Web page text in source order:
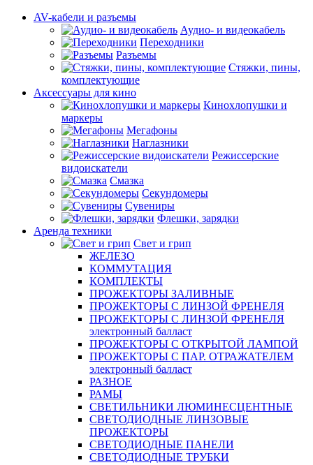
AV-кабели и разъемы
Аудио- и видеокабель
Переходники
Разъемы
Стяжки, пины,
комплектующие
Аксессуары для кино
Кинохлопушки и
маркеры
Мегафоны
Наглазники
Режиссерские
видоискатели
Смазка
Секундомеры
Сувениры
Флешки, зарядки
Аренда техники
Свет и грип
ЖЕЛЕЗО
КОММУТАЦИЯ
КОМПЛЕКТЫ
ПРОЖЕКТОРЫ ЗАЛИВНЫЕ
ПРОЖЕКТОРЫ С ЛИНЗОЙ ФРЕНЕЛЯ
ПРОЖЕКТОРЫ С ЛИНЗОЙ ФРЕНЕЛЯ
электронный балласт
ПРОЖЕКТОРЫ С ОТКРЫТОЙ ЛАМПОЙ
ПРОЖЕКТОРЫ С ПАР. ОТРАЖАТЕЛЕМ
электронный балласт
РАЗНОЕ
РАМЫ
СВЕТИЛЬНИКИ ЛЮМИНЕСЦЕНТНЫЕ
СВЕТОДИОДНЫЕ ЛИНЗОВЫЕ
ПРОЖЕКТОРЫ
СВЕТОДИОДНЫЕ ПАНЕЛИ
СВЕТОДИОДНЫЕ ТРУБКИ